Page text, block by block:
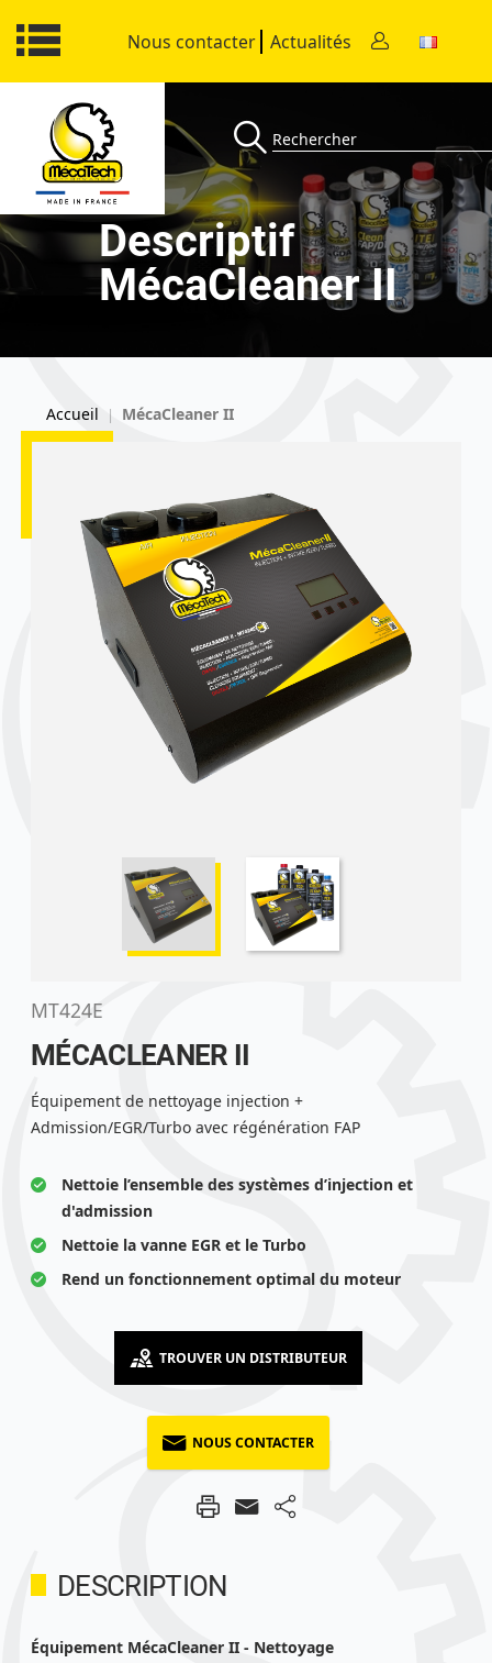
Nous contacter Actualités
Descriptif
MécaCleaner II
Accueil | MécaCleaner II
MT424E
MÉCACLEANER II
Équipement de nettoyage injection +
Admission/EGR/Turbo avec régénération FAP
Nettoie l’ensemble des systèmes d’injection et
d'admission
Nettoie la vanne EGR et le Turbo
Rend un fonctionnement optimal du moteur
TROUVER UN DISTRIBUTEUR
NOUS CONTACTER
DESCRIPTION
Équipement MécaCleaner II - Nettoyage